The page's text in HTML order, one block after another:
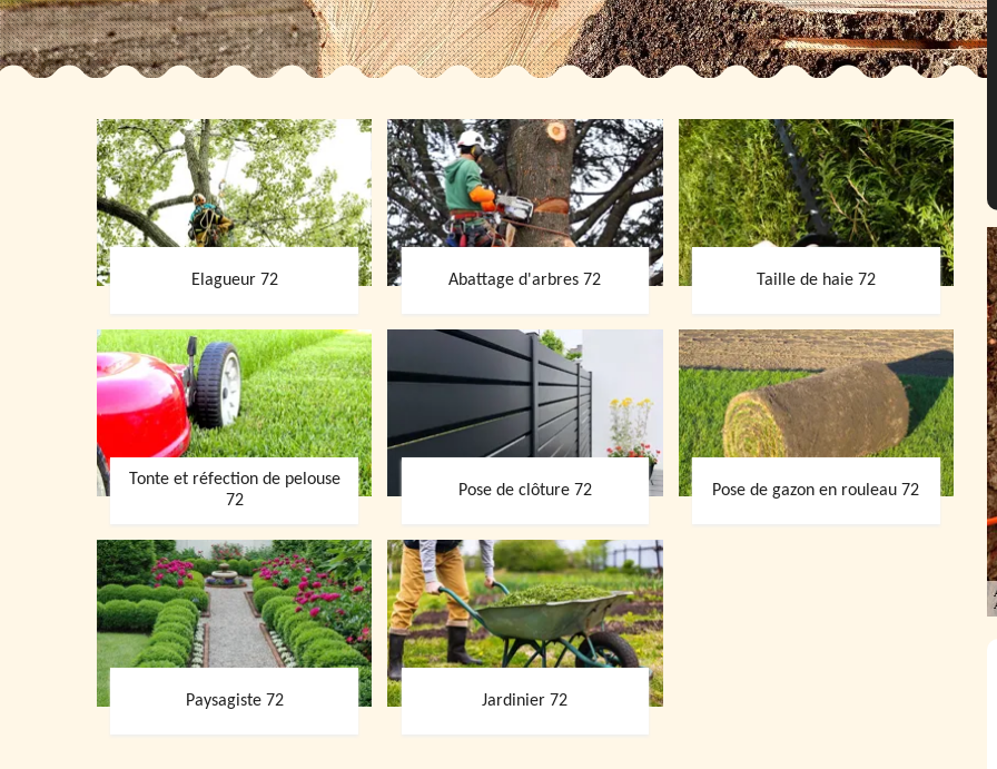
Elagueur 72 Abattage d'arbres 72 Taille de haie 72
Tonte et réfection de pelouse
72
Pose de clôture 72 Pose de gazon en rouleau 72
Paysagiste 72 Jardinier 72